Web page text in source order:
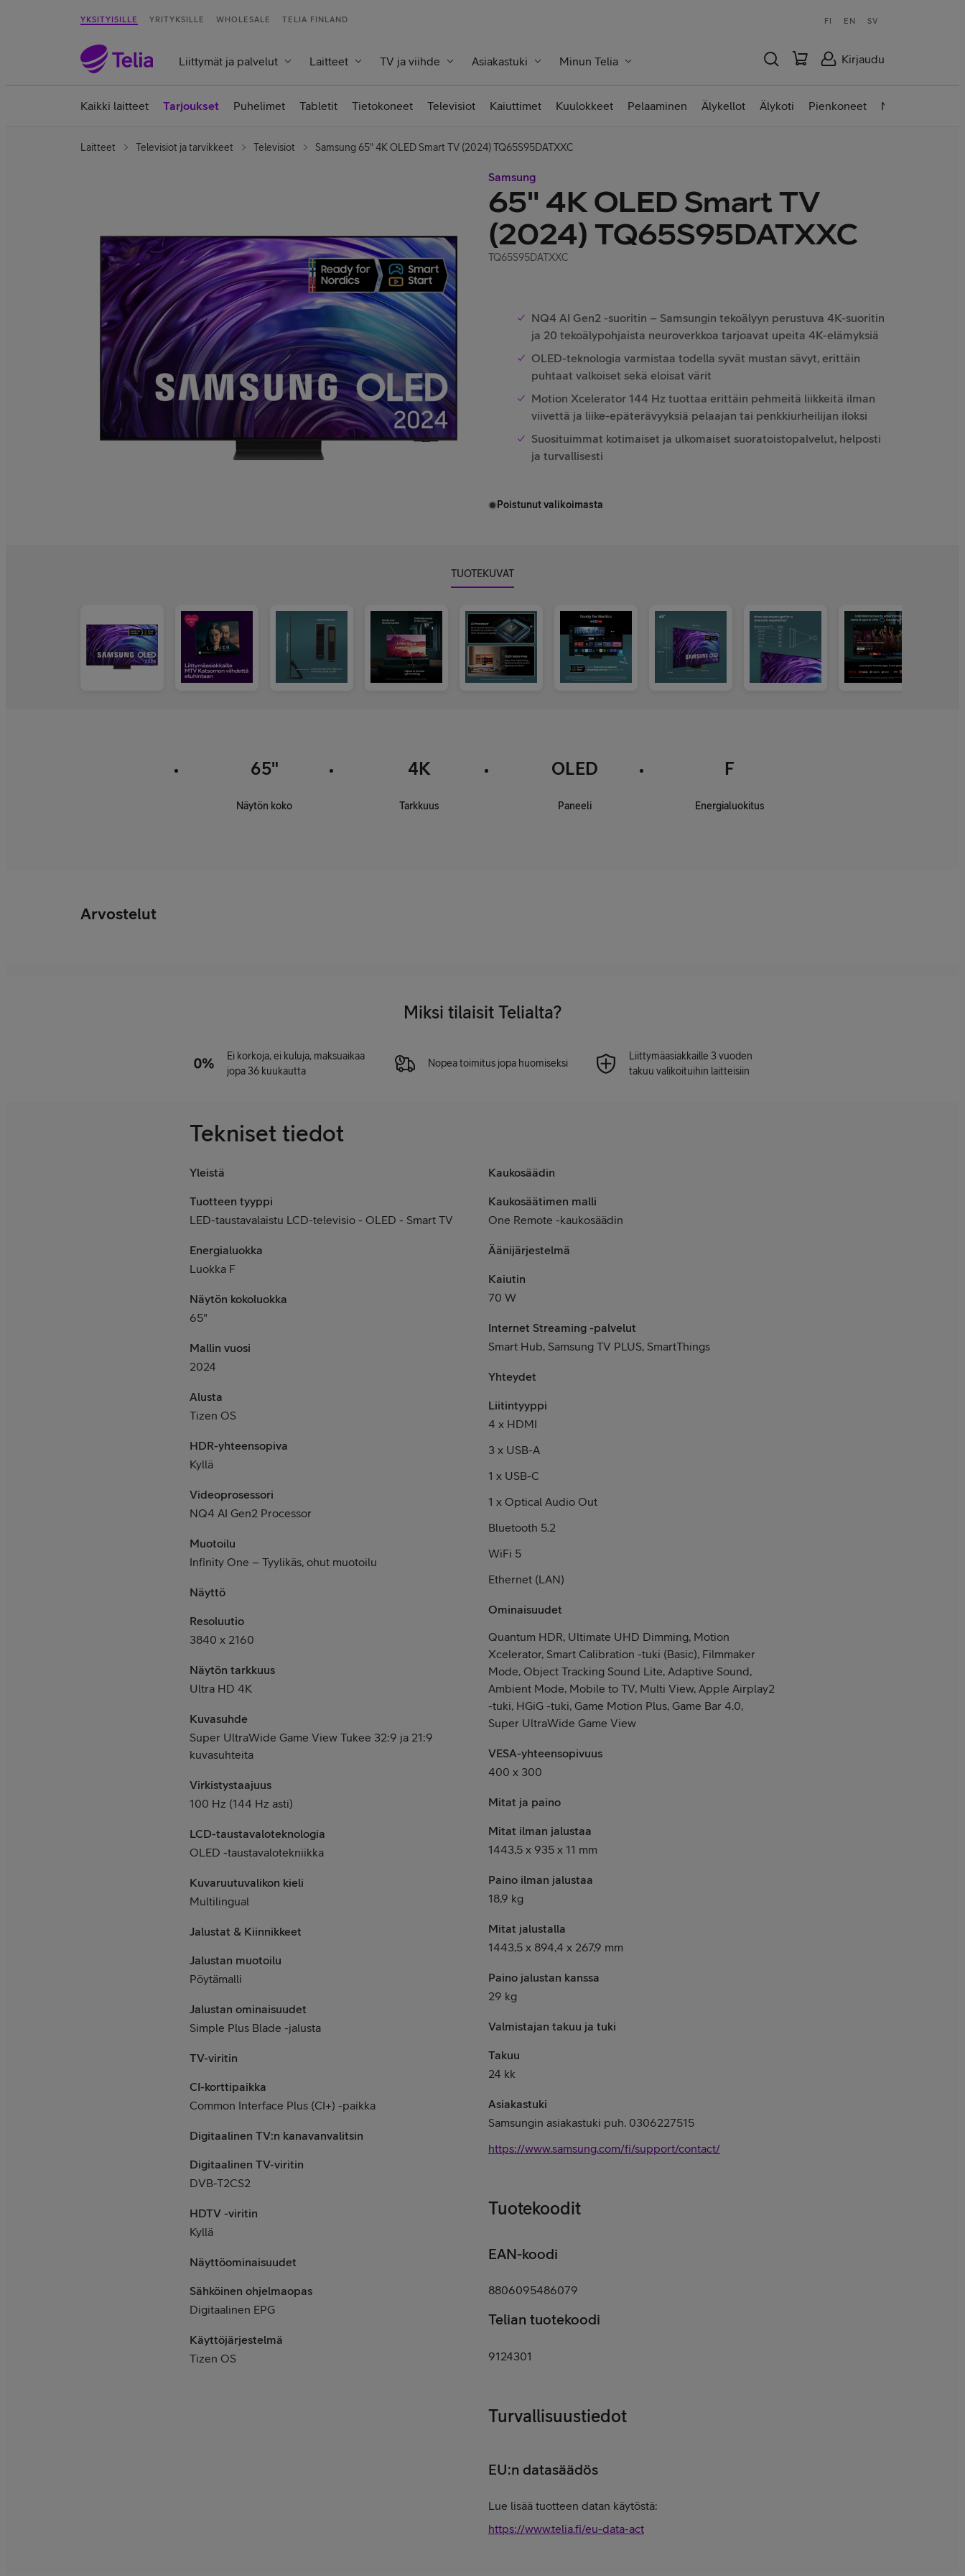
YKSITYISILLE YRITYKSILLE WHOLESALE TELIA FINLAND FI EN SV
Liittymät ja palvelut Laitteet TV ja viihde Asiakastuki Minun Telia Kirjaudu
Kaikki laitteet Tarjoukset Puhelimet Tabletit Tietokoneet Televisiot Kaiuttimet Kuulokkeet Pelaaminen Älykellot Älykoti Pienkoneet Nettilaitteet
Laitteet Televisiot ja tarvikkeet Televisiot Samsung 65" 4K OLED Smart TV (2024) TQ65S95DATXXC
Samsung
65" 4K OLED Smart TV
(2024) TQ65S95DATXXC
TQ65S95DATXXC
NQ4 AI Gen2 -suoritin – Samsungin tekoälyyn perustuva 4K-suoritin
ja 20 tekoälypohjaista neuroverkkoa tarjoavat upeita 4K-elämyksiä
OLED-teknologia varmistaa todella syvät mustan sävyt, erittäin
puhtaat valkoiset sekä eloisat värit
Motion Xcelerator 144 Hz tuottaa erittäin pehmeitä liikkeitä ilman
viivettä ja liike-epäterävyyksiä pelaajan tai penkkiurheilijan iloksi
Suosituimmat kotimaiset ja ulkomaiset suoratoistopalvelut, helposti
ja turvallisesti
Poistunut valikoimasta
TUOTEKUVAT
65"
Näytön koko
4K
Tarkkuus
OLED
Paneeli
F
Energialuokitus
Arvostelut
Miksi tilaisit Telialta?
Ei korkoja, ei kuluja, maksuaikaa
jopa 36 kuukautta
Nopea toimitus jopa huomiseksi
Liittymäasiakkaille 3 vuoden
takuu valikoituihin laitteisiin
Tekniset tiedot
Yleistä
Tuotteen tyyppi
LED-taustavalaistu LCD-televisio - OLED - Smart TV
Energialuokka
Luokka F
Näytön kokoluokka
65"
Mallin vuosi
2024
Alusta
Tizen OS
HDR-yhteensopiva
Kyllä
Videoprosessori
NQ4 AI Gen2 Processor
Muotoilu
Infinity One – Tyylikäs, ohut muotoilu
Näyttö
Resoluutio
3840 x 2160
Näytön tarkkuus
Ultra HD 4K
Kuvasuhde
Super UltraWide Game View Tukee 32:9 ja 21:9
kuvasuhteita
Virkistystaajuus
100 Hz (144 Hz asti)
LCD-taustavaloteknologia
OLED -taustavalotekniikka
Kuvaruutuvalikon kieli
Multilingual
Jalustat & Kiinnikkeet
Jalustan muotoilu
Pöytämalli
Jalustan ominaisuudet
Simple Plus Blade -jalusta
TV-viritin
CI-korttipaikka
Common Interface Plus (CI+) -paikka
Digitaalinen TV:n kanavanvalitsin
Digitaalinen TV-viritin
DVB-T2CS2
HDTV -viritin
Kyllä
Näyttöominaisuudet
Sähköinen ohjelmaopas
Digitaalinen EPG
Käyttöjärjestelmä
Tizen OS
Kaukosäädin
Kaukosäätimen malli
One Remote -kaukosäädin
Äänijärjestelmä
Kaiutin
70 W
Internet Streaming -palvelut
Smart Hub, Samsung TV PLUS, SmartThings
Yhteydet
Liitintyyppi
4 x HDMI
3 x USB-A
1 x USB-C
1 x Optical Audio Out
Bluetooth 5.2
WiFi 5
Ethernet (LAN)
Ominaisuudet
Quantum HDR, Ultimate UHD Dimming, Motion
Xcelerator, Smart Calibration -tuki (Basic), Filmmaker
Mode, Object Tracking Sound Lite, Adaptive Sound,
Ambient Mode, Mobile to TV, Multi View, Apple Airplay2
-tuki, HGiG -tuki, Game Motion Plus, Game Bar 4.0,
Super UltraWide Game View
VESA-yhteensopivuus
400 x 300
Mitat ja paino
Mitat ilman jalustaa
1443,5 x 935 x 11 mm
Paino ilman jalustaa
18,9 kg
Mitat jalustalla
1443,5 x 894,4 x 267,9 mm
Paino jalustan kanssa
29 kg
Valmistajan takuu ja tuki
Takuu
24 kk
Asiakastuki
Samsungin asiakastuki puh. 0306227515
https://www.samsung.com/fi/support/contact/
Tuotekoodit
EAN-koodi
8806095486079
Telian tuotekoodi
9124301
Turvallisuustiedot
EU:n datasäädös
Lue lisää tuotteen datan käytöstä:
https://www.telia.fi/eu-data-act